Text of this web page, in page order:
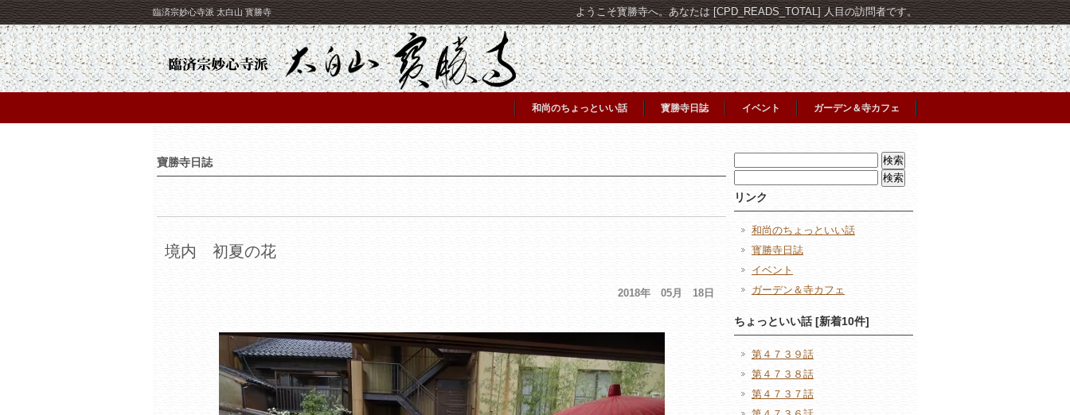
臨済宗妙心寺派 太白山 寳勝寺 ようこそ寳勝寺へ。あなたは [CPD_READS_TOTAL] 人目の訪問者です。
和尚のちょっといい話 寳勝寺日誌 イベント ガーデン＆寺カフェ
寶勝寺日誌
境内 初夏の花
2018年 05月 18日
索:
索:
リンク
和尚のちょっといい話
寳勝寺日誌
イベント
ガーデン＆寺カフェ
ちょっといい話 [新着10件]
第４７３９話
第４７３８話
第４７３７話